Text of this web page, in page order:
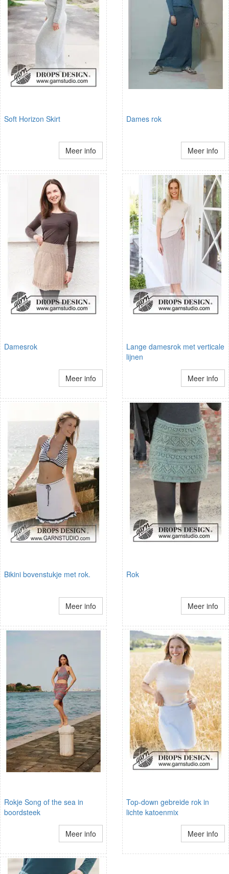
Soft Horizon Skirt
Meer info
Dames rok
Meer info
Damesrok
Meer info
Lange damesrok met verticale
lijnen
Meer info
Bikini bovenstukje met rok.
Meer info
Rok
Meer info
Rokje Song of the sea in
boordsteek
Meer info
Top-down gebreide rok in
lichte katoenmix
Meer info